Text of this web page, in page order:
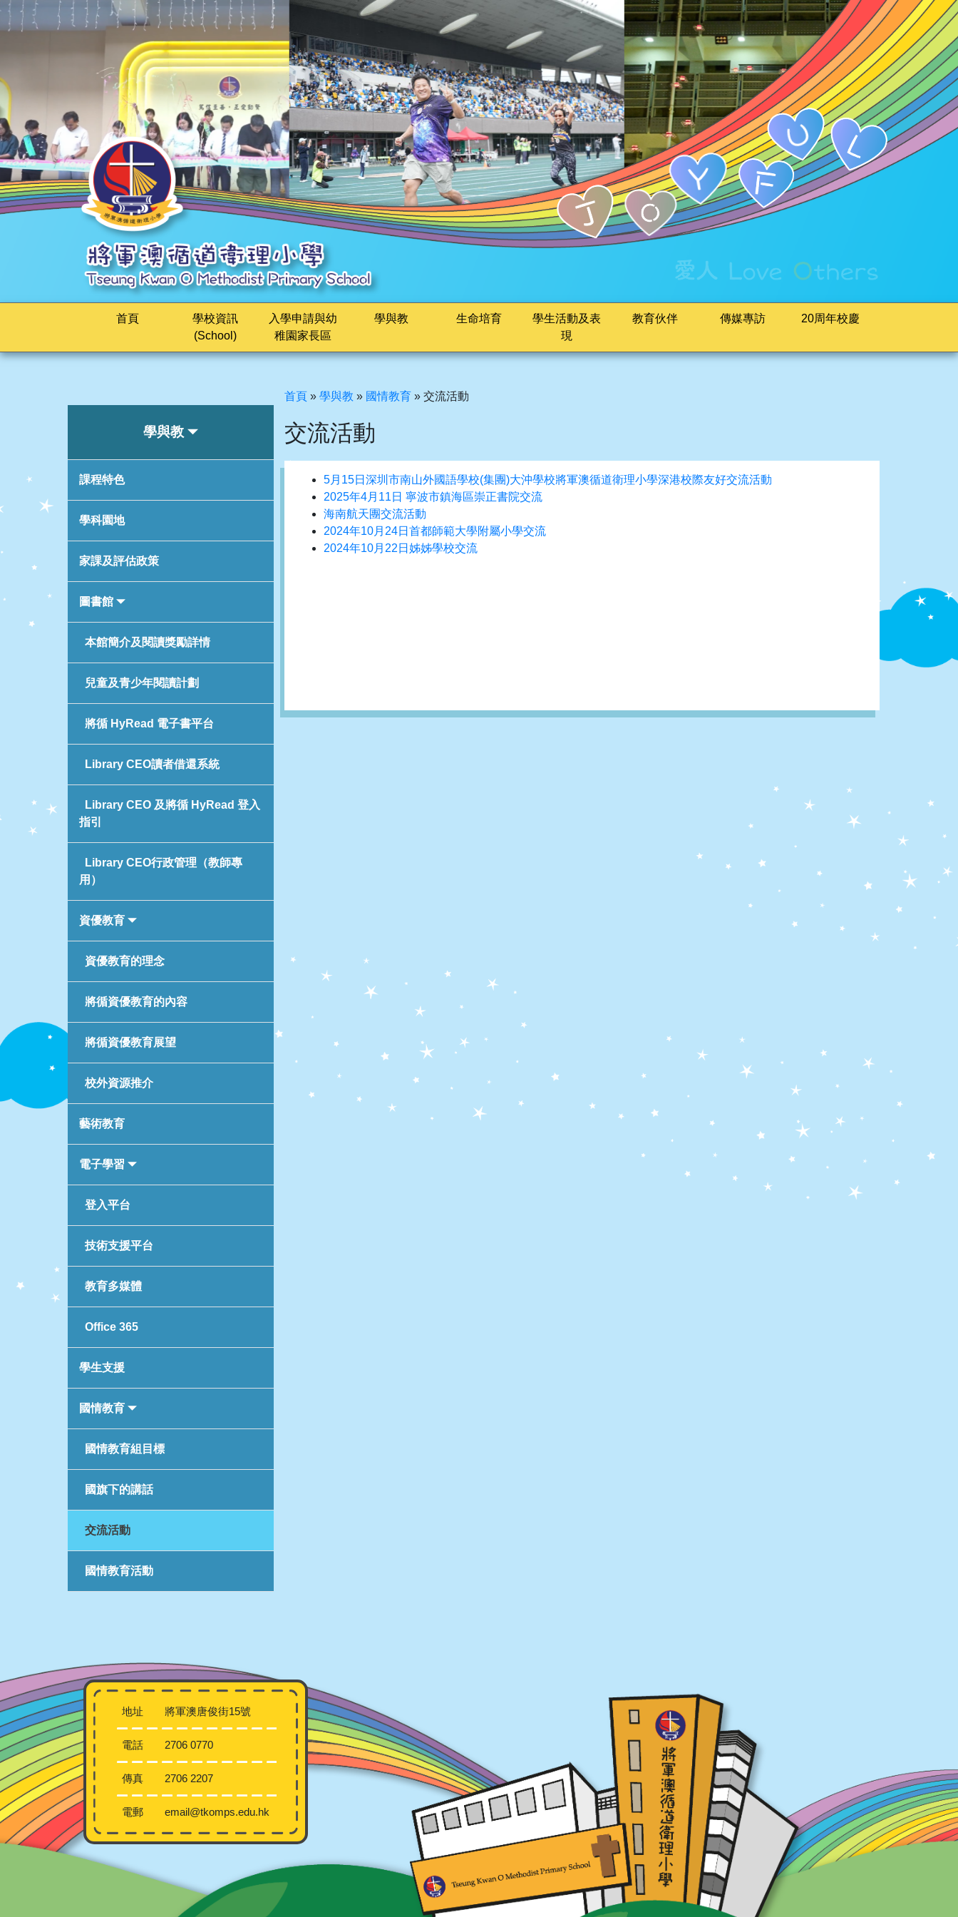
首頁
學校資訊
(School)
入學申請與幼
稚園家長區
學與教 生命培育
學生活動及表
現
教育伙伴 傳媒專訪 20周年校慶
學與教
課程特色
學科園地
家課及評估政策
圖書館
本館簡介及閱讀獎勵詳情
兒童及青少年閱讀計劃
將循 HyRead 電子書平台
Library CEO讀者借還系統
Library CEO 及將循 HyRead 登入
指引
Library CEO行政管理（教師專
用）
資優教育
資優教育的理念
將循資優教育的內容
將循資優教育展望
校外資源推介
藝術教育
電子學習
登入平台
技術支援平台
教育多媒體
Office 365
學生支援
國情教育
國情教育組目標
國旗下的講話
交流活動
國情教育活動
首頁» 學與教 » 國情教育» 交流活動
交流活動
5月15日深圳市南山外國語學校(集團)大沖學校將軍澳循道衛理小學深港校際友好交流活動
2025年4月11日 寧波市鎮海區崇正書院交流
海南航天團交流活動
2024年10月24日首都師範大學附屬小學交流
2024年10月22日姊姊學校交流
地址 將軍澳唐俊街15號
電話 2706 0770
傳真 2706 2207
電郵 email@tkomps.edu.hk